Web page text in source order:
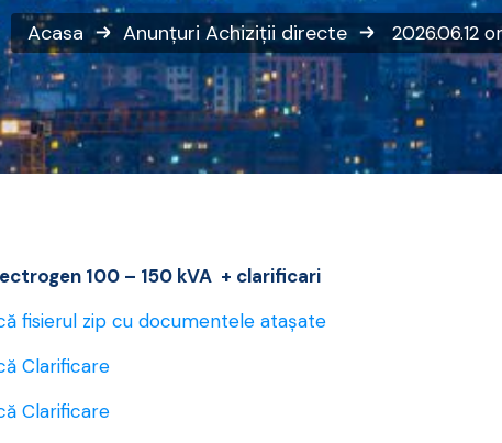
Acasa Anunțuri Achiziții directe 2026.06.12
100 – 150 kVA + clarificari
fisierul zip cu documentele atașate
Clarificare
Clarificare